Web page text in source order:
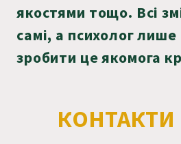
якостями тощо. Всі
самі, а психолог
зробити це якомога